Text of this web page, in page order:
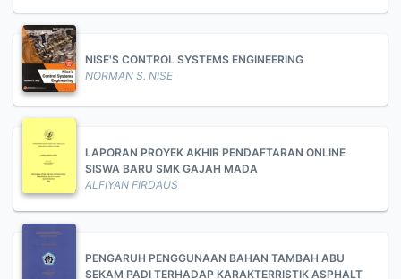
NISE'S CONTROL SYSTEMS ENGINEERING
NORMAN S. NISE
LAPORAN PROYEK AKHIR PENDAFTARAN ONLINE
SISWA BARU SMK GAJAH MADA
ALFIYAN FIRDAUS
PENGARUH PENGGUNAAN BAHAN TAMBAH ABU
SEKAM PADI TERHADAP KARAKTERRISTIK ASPHALT